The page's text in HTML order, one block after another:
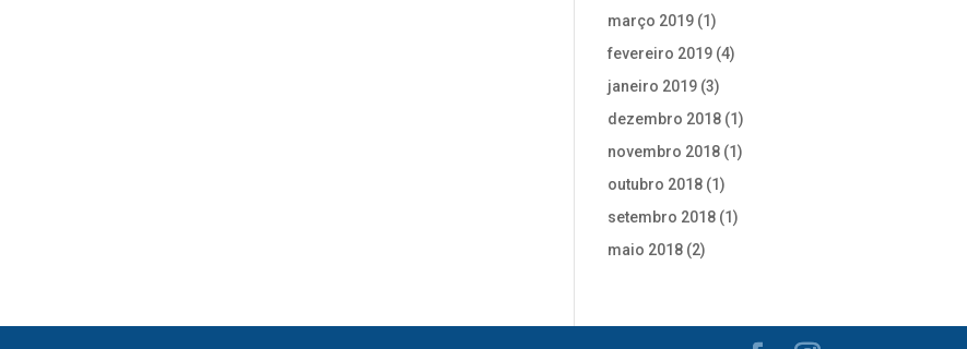
março 2019 (1)
fevereiro 2019 (4)
janeiro 2019 (3)
dezembro 2018 (1)
novembro 2018 (1)
outubro 2018 (1)
setembro 2018 (1)
maio 2018 (2)